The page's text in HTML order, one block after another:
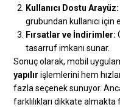
Kullanıcı Dostu Arayüz:
grubundan kullanıcı için
Fırsatlar ve İndirimler:
tasarruf imkanı sunar.
Sonuç olarak, mobil
yapılır işlemlerini hem
fazla seçenek sunuyor.
farklılıkları dikkate